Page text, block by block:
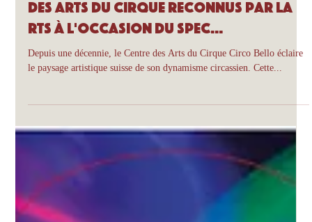
Circo Bello
25 août 2023
Circo Bello : 10 ans de développement
des arts du cirque reconnus par la
le paysage artistique suisse de son dynamisme circassien. Cette...